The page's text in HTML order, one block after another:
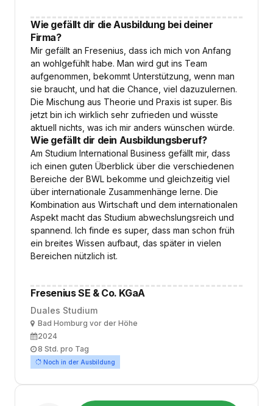
Wie gefällt dir die Ausbildung bei deiner
Firma?
Mir gefällt an Fresenius, dass ich mich von Anfang
an wohlgefühlt habe. Man wird gut ins Team
aufgenommen, bekommt Unterstützung, wenn man
sie braucht, und hat die Chance, viel dazuzulernen.
Die Mischung aus Theorie und Praxis ist super. Bis
jetzt bin ich wirklich sehr zufrieden und wüsste
aktuell nichts, was ich mir anders wünschen würde.
Wie gefällt dir dein Ausbildungsberuf?
Am Studium International Business gefällt mir, dass
ich einen guten Überblick über die verschiedenen
Bereiche der BWL bekomme und gleichzeitig viel
über internationale Zusammenhänge lerne. Die
Kombination aus Wirtschaft und dem internationalen
Aspekt macht das Studium abwechslungsreich und
spannend. Ich finde es super, dass man schon früh
ein breites Wissen aufbaut, das später in vielen
Bereichen nützlich ist.
Fresenius SE & Co. KGaA
Duales Studium
OrtBad Homburg vor der Höhe
Ausbildungsbeginn
2024
Arbeitszeit
8 Std. pro Tag
Noch in der Ausbildung